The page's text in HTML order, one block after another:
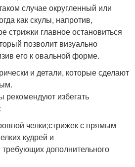
случае округленный или
как скулы, напротив,
главное остановиться
позволит визуально
его к овальной форме.
и детали, которые сделают
рекомендуют избегать
челки;стрижек с прямым
кудрей и
дополнительного